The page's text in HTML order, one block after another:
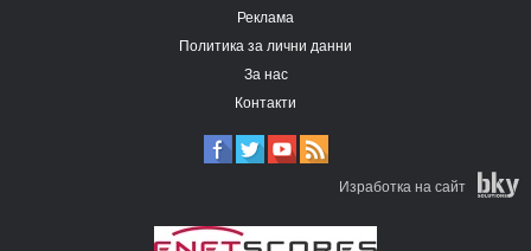
Реклама
Политика за лични данни
За нас
Контакти
Изработка на сайт